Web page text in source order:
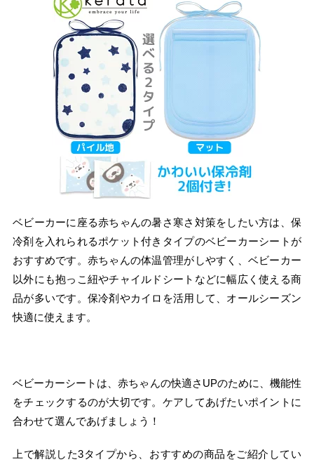
ベビーカーに座る赤ちゃんの暑さ寒さ対策をしたい方は、保
冷剤を入れられるポケット付きタイプのベビーカーシートが
おすすめです。赤ちゃんの体温管理がしやすく、ベビーカー
以外にも抱っこ紐やチャイルドシートなどに幅広く使える商
品が多いです。保冷剤やカイロを活用して、オールシーズン
快適に使えます。
ベビーカーシートは、赤ちゃんの快適さUPのために、機能性
をチェックするのが大切です。ケアしてあげたいポイントに
合わせて選んであげましょう！
上で解説した3タイプから、おすすめの商品をご紹介してい